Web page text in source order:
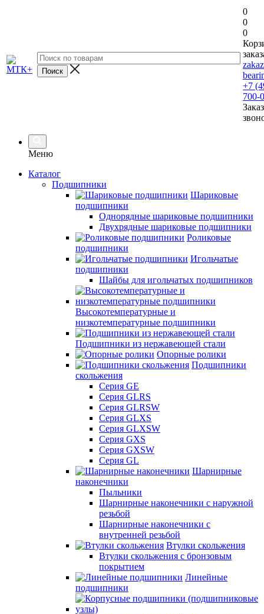
0
0
0
+7
700-
Меню
Каталог
Подшипники
Шариковые
подшипники
Однорядные шариковые подшипники
Двухрядные шариковые подшипники
Роликовые
подшипники
Игольчатые
подшипники
Шайбы для игольчатых подшипников
Высокотемпературные и
низкотемпературные подшипники
Подшипники из нержавеющей стали
Опорные ролики
Подшипники
скольжения
Серия GE
Серия GLRS
Серия GLRSW
Серия GLXS
Серия GLXSW
Серия GXS
Серия GXSW
Серия GL
Шарнирные
наконечники
Пыльники
Шарнирные наконечники с наружной
резьбой
Шарнирные наконечники с
внутренней резьбой
Втулки скольжения
Втулки скольжения с бронзовым
покрытием
Линейные
подшипники